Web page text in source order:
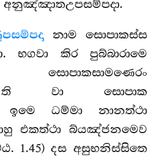
නාම සොපාකස්ස
භගවා කිර පුබ්බාරාමෙ
වා සොපාක
ඉමෙ ධම්මා නානත්ථා
එකත්ථා බ්යඤ්ජනමෙව
1.45) දස අසුභනිස්සිතෙ